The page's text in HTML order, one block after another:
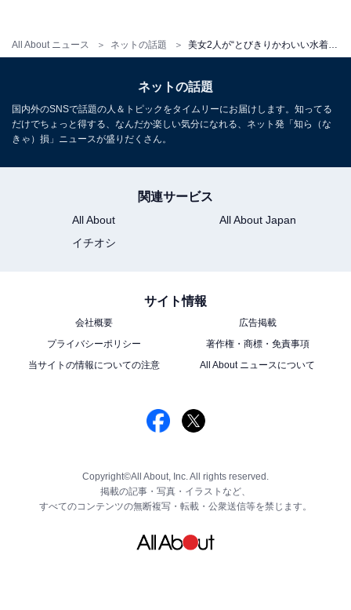
All About ニュース ネットの話題
ネットの話題
国内外のSNSで話題の人＆トピックをタイムリーにお届けします。知ってる
だけでちょっと得する、なんだか楽しい気分になれる、ネット発「知ら（な
きゃ）損」ニュースが盛りだくさん。
関連サービス
All About
All About Japan
イチオシ
サイト情報
会社概要
広告掲載
プライバシーポリシー
著作権・商標・免責事項
当サイトの情報についての注意
All About ニュースについて
Copyright©All About, Inc. All rights reserved.
掲載の記事・写真・イラストなど、
すべてのコンテンツの無断複写・転載・公衆送信等を禁じます。